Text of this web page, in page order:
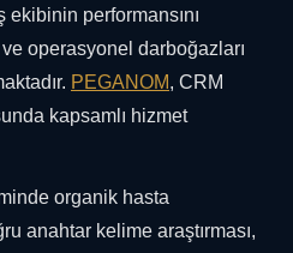
ekibinin performansını
operasyonel darboğazları
PEGANOM, CRM
kapsamlı hizmet
organik hasta
anahtar kelime araştırması,